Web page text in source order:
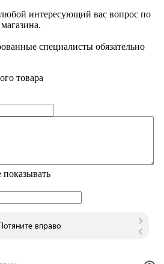
интересующий вас вопрос по
специалисты обязательно
товара
показывать